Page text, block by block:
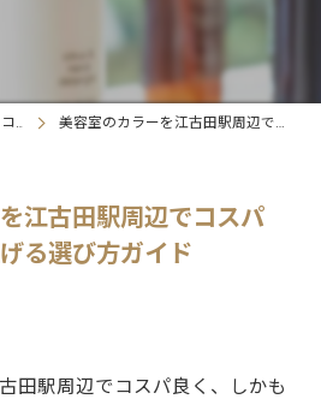
コラム 美容室のカラーを江古田駅周辺でコスパ良く時短で仕上げる選び方ガイド
江古田駅周辺でコスパ
る選び方ガイド
田駅周辺でコスパ良く、しかも